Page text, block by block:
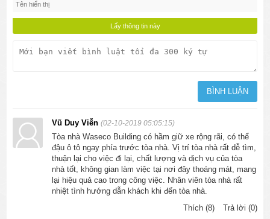
Vũ Duy Viễn(02-10-2019 05:05:15)
Tòa nhà Waseco Building có hầm giữ xe rộng rãi, có thể
đậu ô tô ngay phía trước tòa nhà. Vị trí tòa nhà rất dễ tìm,
thuận lại cho việc đi lại, chất lượng và dịch vụ của tòa
nhà tốt, không gian làm việc tại nơi đây thoáng mát, mang
lại hiệu quả cao trong công việc. Nhân viên tòa nhà rất
nhiệt tình hướng dẫn khách khi đến tòa nhà.
Thích (8)
Trả lời (0)